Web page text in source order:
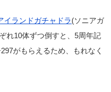
イランドガチャドラ(ソニアガ
れ10体ずつ倒すと、5周年記
がもらえるため、もれなく